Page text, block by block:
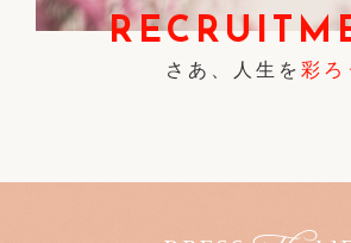
さあ、人生を 彩ろ